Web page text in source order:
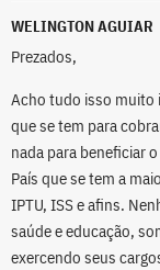
WELINGTON AGUIAR
Prezados,
Acho tudo isso muito
que se tem para
nada para beneficiar
País que se tem a
IPTU, ISS e afins.
saúde e educação,
exercendo seus